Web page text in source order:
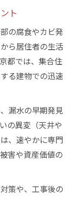
ト
の腐食やカビ発
ら居住者の生活
都では、集合住
る建物での迅速
漏水の早期発見
の異変（天井や
、速やかに専門
害や資産価値の
策や、工事後の